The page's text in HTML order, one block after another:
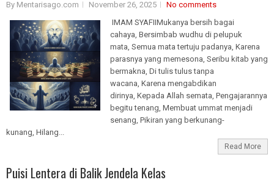
By Mentarisago.com November 26, 2025
No comments
IMAM SYAFIIMukanya bersih bagai
cahaya, Bersimbab wudhu di pelupuk
mata, Semua mata tertuju padanya, Karena
parasnya yang memesona, Seribu kitab yang
bermakna, Di tulis tulus tanpa
wacana, Karena mengabdikan
dirinya, Kepada Allah semata, Pengajarannya
begitu tenang, Membuat ummat menjadi
senang, Pikiran yang berkunang-
kunang, Hilang...
Read More
Puisi Lentera di Balik Jendela Kelas